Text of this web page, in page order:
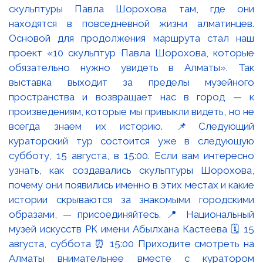
скульптуры Павла Шорохова там, где они
находятся в повседневной жизни алматинцев.
Основой для продолжения маршрута стал наш
проект «10 скульптур Павла Шорохова, которые
обязательно нужно увидеть в Алматы». Так
выставка выходит за пределы музейного
пространства и возвращает нас в город — к
произведениям, которые мы привыкли видеть, но не
всегда знаем их историю. 📌Следующий
кураторский тур состоится уже в следующую
субботу, 15 августа, в 15:00. Если вам интересно
узнать, как создавались скульптуры Шорохова,
почему они появились именно в этих местах и какие
истории скрываются за знакомыми городскими
образами, — присоединяйтесь. 📍 Национальный
музей искусств РК имени Абылхана Кастеева 🗓 15
августа, суббота ⏰ 15:00 Приходите смотреть на
Алматы внимательнее вместе с куратором